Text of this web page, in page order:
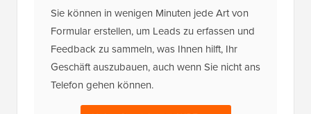
Sie können in wenigen Minuten jede Art von
Formular erstellen, um Leads zu erfassen und
Feedback zu sammeln, was Ihnen hilft, Ihr
Geschäft auszubauen, auch wenn Sie nicht ans
Telefon gehen können.